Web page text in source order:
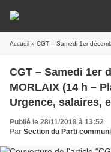
Accueil » CGT – Samedi 1er décembre manifestation à
CGT – Samedi 1er décembre
MORLAIX (14 h – Place
Urgence, salaires,
Publié le 28/11/2018 à 13:52
Par Section du Parti